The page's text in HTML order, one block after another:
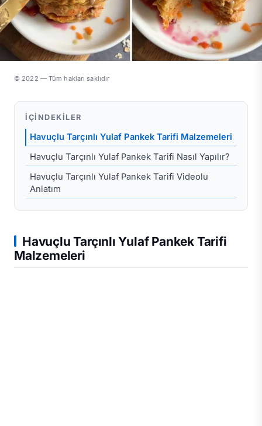
© 2022 — Tüm hakları saklıdır
İÇINDEKILER
Havuçlu Tarçınlı Yulaf Pankek Tarifi Malzemeleri
Havuçlu Tarçınlı Yulaf Pankek Tarifi Nasıl Yapılır?
Havuçlu Tarçınlı Yulaf Pankek Tarifi Videolu
Anlatım
Havuçlu Tarçınlı Yulaf Pankek Tarifi
Malzemeleri